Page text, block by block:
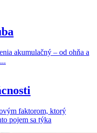
akumulačný – od ohňa a
faktorom, ktorý
pojem sa týka